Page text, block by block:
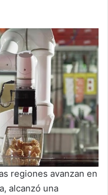
regiones avanzan en
alcanzó una